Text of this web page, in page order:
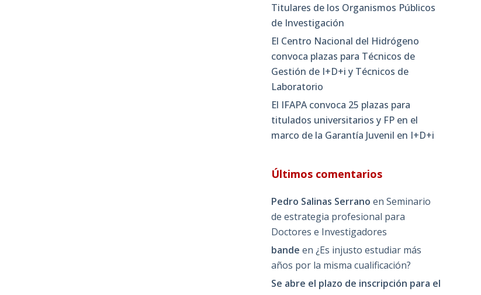
Titulares de los Organismos Públicos
de Investigación
El Centro Nacional del Hidrógeno
convoca plazas para Técnicos de
Gestión de I+D+i y Técnicos de
Laboratorio
El IFAPA convoca 25 plazas para
titulados universitarios y FP en el
marco de la Garantía Juvenil en I+D+i
Últimos comentarios
Pedro Salinas Serrano enSeminario
de estrategia profesional para
Doctores e Investigadores
bande en¿Es injusto estudiar más
años por la misma cualificación?
Se abre el plazo de inscripción para el